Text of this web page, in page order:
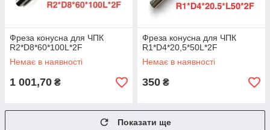
Фреза конусна для ЧПК
R2*D8*60*100L*2F
Немає в наявності
1 001,70 ₴
Фреза конусна для ЧПК
R1*D4*20,5*50L*2F
Немає в наявності
350 ₴
Показати ще